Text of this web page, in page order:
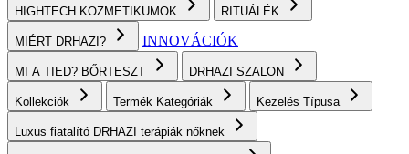
HIGHTECH KOZMETIKUMOK RITUÁLÉK
MIÉRT DRHAZI? INNOVÁCIÓK
MI A TIED? BŐRTESZT DRHAZI SZALON
Kollekciók Termék Kategóriák Kezelés Típusa
Luxus fiatalító DRHAZI terápiák nőknek